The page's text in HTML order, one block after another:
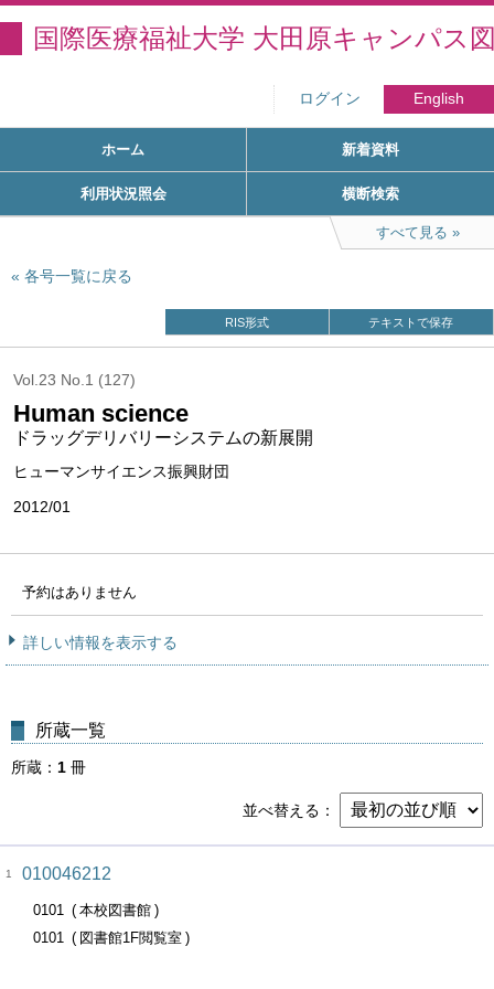
国際医療福祉大学 大田原キャンパス
ログイン English
ホーム 新着資料
利用状況照会 横断検索
すべて見る
各号一覧に戻る
RIS形式 テキストで保存
Vol.23 No.1 (127)
Human science
ドラッグデリバリーシステムの新展開
ヒューマンサイエンス振興財団
2012/01
予約はありません
詳しい情報を表示する
所蔵一覧
所蔵 1 冊
並べ替える
1 010046212
0101
本校図書館
0101
図書館1F閲覧室